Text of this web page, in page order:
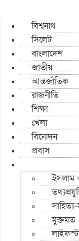
বিশ্বনাথ
সিলেট
বাংলাদেশ
জাতীয়
আন্তর্জাতিক
রাজনীতি
শিক্ষা
খেলা
বিনোদন
প্রবাস
ইসলাম
মুক্তমত